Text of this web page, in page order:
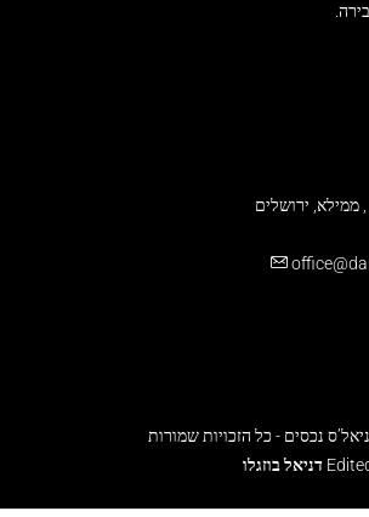
נכסים - כל הזכויות שמורות
דניאל בוזגלו